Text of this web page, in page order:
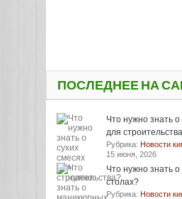
ПОСЛЕДНЕЕ НА
Что нужно знать о
для
Рубрика: Новости
15 июня, 2026
Что нужно знать
столах?
Рубрика: Новости